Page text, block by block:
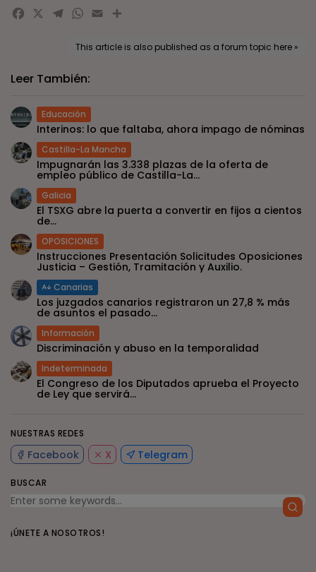
NUESTRAS REDES
Facebook X Telegram
BUSCAR
¡ÚNETE A NOSOTROS!
Facebook
X Telegram
WhatsApp
EmailCompartir
This article is also published as a forum topic here »
Leer También:
Educación
Interinos: lo que faltaba, ahora impago de nóminas
Castilla-La Mancha
Impugnarán las 3.338 plazas de la oferta de
empleo público de Castilla-La...
Galicia
El TSXG abre la puerta a convertir en fijos a cientos
de...
OPOSICIONES
Instrucciones Presentación Solicitudes Oposiciones
Justicia – Gestión, Tramitación y Auxilio.
Canarias
Los juzgados canarios registraron un 27,8 % más
de asuntos el pasado...
Información
Discriminación y abuso en la temporalidad
Indeterminada
El Congreso de los Diputados aprueba el Proyecto
de Ley que servirá...